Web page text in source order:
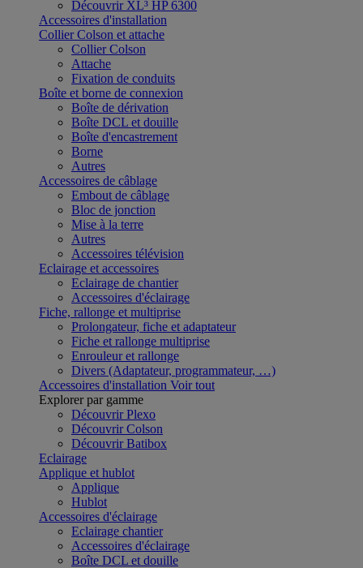
Découvrir XL³ HP 6300
Accessoires d'installation
Collier Colson et attache
Collier Colson
Attache
Fixation de conduits
Boîte et borne de connexion
Boîte de dérivation
Boîte DCL et douille
Boîte d'encastrement
Borne
Autres
Accessoires de câblage
Embout de câblage
Bloc de jonction
Mise à la terre
Autres
Accessoires télévision
Eclairage et accessoires
Eclairage de chantier
Accessoires d'éclairage
Fiche, rallonge et multiprise
Prolongateur, fiche et adaptateur
Fiche et rallonge multiprise
Enrouleur et rallonge
Divers (Adaptateur, programmateur, …)
Accessoires d'installation Voir tout
Explorer par gamme
Découvrir Plexo
Découvrir Colson
Découvrir Batibox
Eclairage
Applique et hublot
Applique
Hublot
Accessoires d'éclairage
Eclairage chantier
Accessoires d'éclairage
Boîte DCL et douille